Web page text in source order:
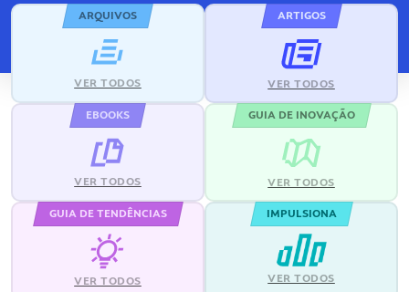
ARQUIVOS
VER TODOS
ARTIGOS
VER TODOS
EBOOKS
VER TODOS
GUIA DE INOVAÇÃO
VER TODOS
GUIA DE TENDÊNCIAS
VER TODOS
IMPULSIONA
VER TODOS